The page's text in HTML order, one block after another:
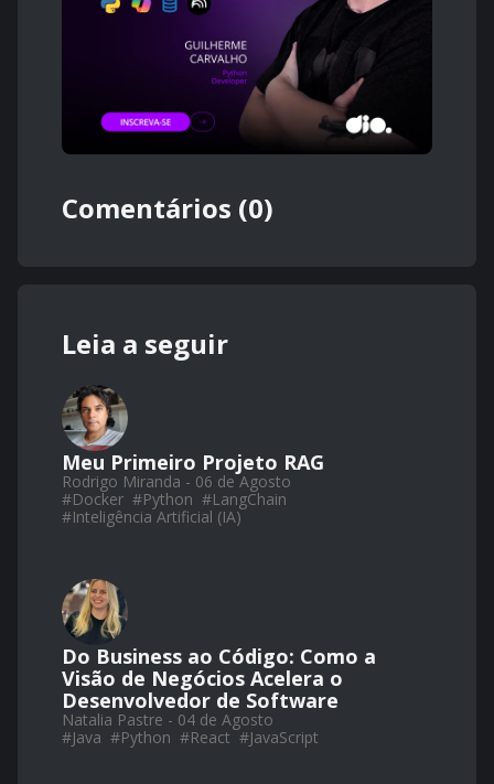
Comentários (0)
Leia a seguir
Meu Primeiro Projeto RAG
Rodrigo Miranda - 06 de Agosto
#Docker #Python #LangChain
#Inteligência Artificial (IA)
Do Business ao Código: Como a
Visão de Negócios Acelera o
Desenvolvedor de Software
Natalia Pastre - 04 de Agosto
#Java #Python #React #JavaScript